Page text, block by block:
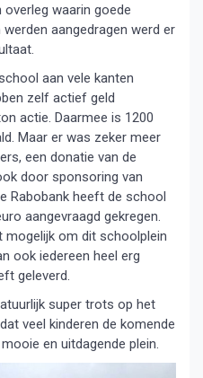
waarin goede
aangedragen werd er
aan vele kanten
zelf actief geld
actie. Daarmee is 1200
Maar er was zeker meer
een donatie van de
door sponsoring van
Rabobank heeft de school
aangevraagd gekregen.
mogelijk om dit schoolplein
ook iedereen heel erg
geleverd.
super trots op het
veel kinderen de komende
en uitdagende plein.